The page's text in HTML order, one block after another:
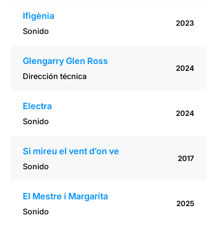
Ifigènia
Sonido
2023
Glengarry Glen Ross
Dirección técnica
2024
Electra
Sonido
2024
Si mireu el vent d’on ve
Sonido
2017
El Mestre i Margarita
Sonido
2025